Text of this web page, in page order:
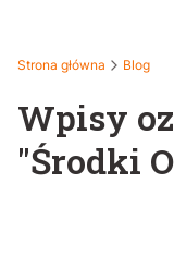
Strona główna Blog
Wpisy
"Środki